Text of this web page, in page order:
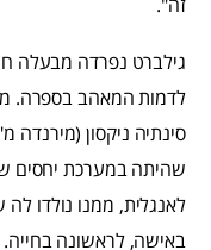
זה".
גילברט נפרדה מבעלה
לדמות המאהב בספרה.
סינתיה ניקסון (מירנדה
לאנגלית, ממנו נולדו
באישה, לראשונה בחייה.